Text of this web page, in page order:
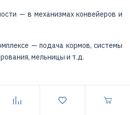
— в механизмах конвейеров и
— подача кормов, системы
мельницы и т.д.
выбрать необходимую модель,
редуктора, его технические